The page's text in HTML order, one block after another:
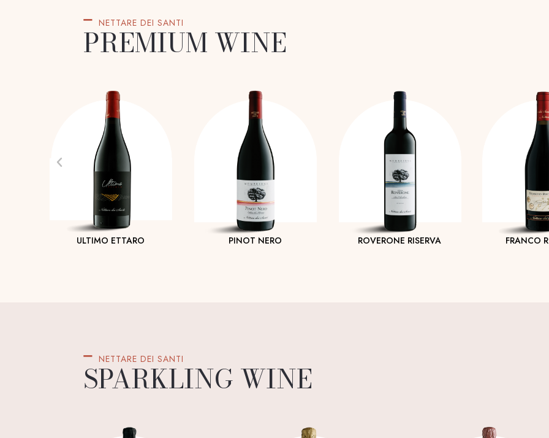
NETTARE DEI SANTI
PREMIUM WINE
ULTIMO ETTARO PINOT NERO ROVERONE RISERVA FRANCO
NETTARE DEI SANTI
SPARKLING WINE